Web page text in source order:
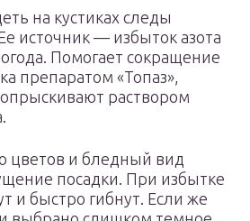
на кустиках следы
источник — избыток азота
Помогает сокращение
препаратом «Топаз»,
раствором
цветов и бледный вид
посадки. При избытке
и быстро гибнут. Если же